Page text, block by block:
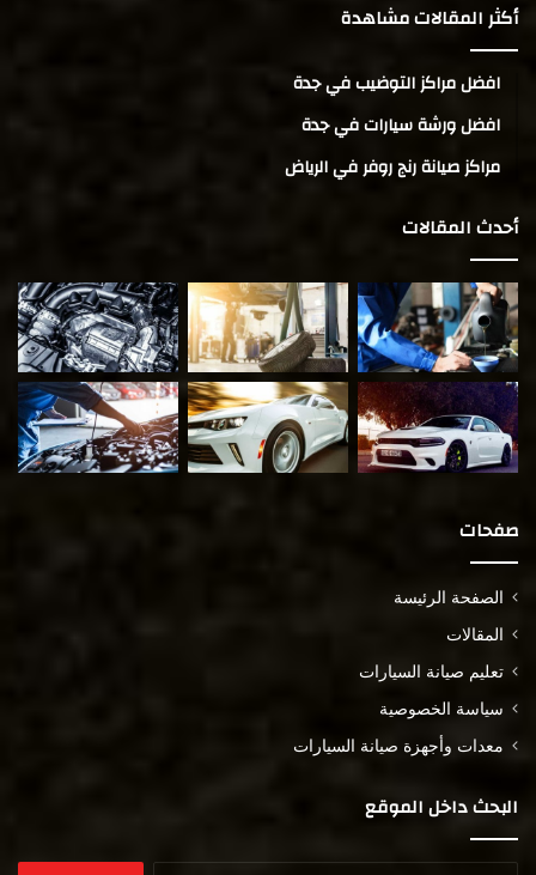
أكثر المقالات مشاهدة
افضل مراكز التوضيب في جدة
افضل ورشة سيارات في جدة
مراكز صيانة رنج روفر في الرياض
أحدث المقالات
صفحات
الصفحة الرئيسة
المقالات
تعليم صيانة السيارات
سياسة الخصوصية
معدات وأجهزة صيانة السيارات
البحث داخل الموقع